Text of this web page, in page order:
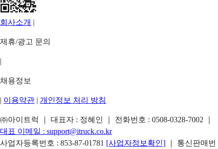
회사소개 |
제휴/광고 문의
|
채용정보
| 이용약관 | 개인정보 처리 방침
㈜아이트럭 ｜ 대표자 : 정혜인 ｜ 전화번호 : 0508-0328-7002
대표 이메일 : support@itruck.co.kr
사업자등록번호 : 853-87-01781 [사업자정보확인]
｜ 통신판매번